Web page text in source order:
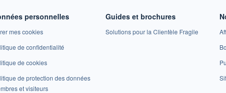
personnelles
mes cookies
de confidentialité
de cookies
de protection des données
et visiteurs
Guides et brochures
Solutions pour la Clientèle Fragile